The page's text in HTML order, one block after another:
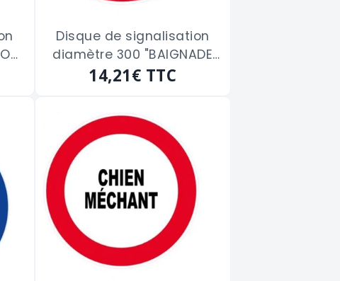
Disque de signalisation
diamètre 300 "BAIGNADE
INTERDITE"
14,21€ TTC